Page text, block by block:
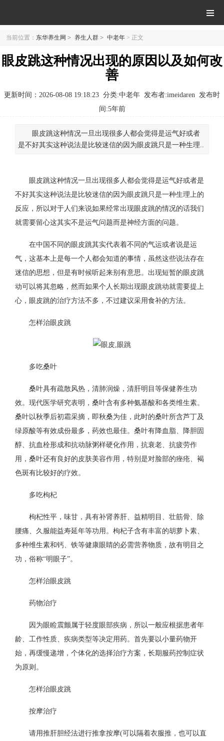
当前位置： 东华养生网 > 养生人群 > 中老年 > 正文
眼皮跳这种情况出现的原因以及如何改
善
更新时间：2026-08-08 19:18:23 分类:中老年 发布者:imeidaren 发布时
间:5年前
眼皮跳这种情况一旦出现很多人都会觉得是运气好或者
是不好其实这种说法是比较迷信的因为眼皮跳只是一种生理..
眼皮跳这种情况一旦出现很多人都会觉得是运气好或者是
不好其实这种说法是比较迷信的因为眼皮跳只是一种生理上的
反应，所以对于人们来说如果经常出现眼皮跳的情况的话我们
就需要留心这其实不是运气问题而是神经方面的问题。
在中国不同的眼皮跳其实代表着不同的气运或者说是运
气，这基本上是每一个人都会知道的事情，虽然这些说法存在
迷信的思想，但是有时候听起来别有意思。出现短暂的眼皮跳
动可以将其忽略，然而如果个人长期出现眼皮跳动就需要提上
心，眼皮跳的治疗方法不多，不过建议采用食补的方法。
怎样治眼皮跳
多吃桑叶
桑叶具有疏散风热，清肺润燥，清肝明目等保健养生功
效。现代医学研究表明，桑叶含有多种氨基酸和各类维生素。
桑叶以秋季后初霜采摘，即秋桑为佳，此时的桑叶所含芦丁及
绿原酸等有效成份最多，药效也最佳。桑叶有降血脂、降胆固
醇、抗血栓形成和抗动脉粥样硬化作用，抗衰老、抗疲劳作
用，桑叶还有良好的皮肤美容作用，特别是对脸部的痤疮、褐
色斑有比较好的疗效。
多吃枸杞
枸杞性平，味甘，具有补肾养肝、益精明目、壮筋骨、除
腰痛、久服能益寿延年等功用。枸杞子含有丰富的胡萝卜素、
多种维生素和钙、铁等健康眼睛的必需营养物质，故有明目之
功，俗称“明眼子”。
怎样治眼皮跳
药物治疗
因为眼睑震颤属于轻度眼部疾病，所以一般应根据患者年
龄、工作性质、疾病类型等决定用药。首先要以小量药物开
始，再缓慢递增，个体化的选择治疗方案，长期服药控制症状
为原则。
怎样治眼皮跳
按摩治疗
请用推肝胆经法进行推拿按摩(可以隔着衣服推，也可以直